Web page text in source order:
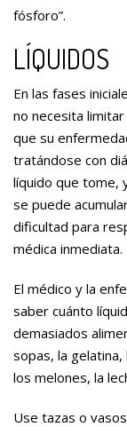
fósforo”.
LÍQUIDOS
En las fases
no necesita
que su
tratándose con
líquido que tome,
se puede
dificultad para
médica inmediata.
El médico y la
saber cuánto
demasiados
sopas, la
los melones, la
Use tazas o